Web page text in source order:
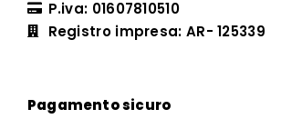
P.iva: 01607810510
Registro impresa: AR- 125339
Pagamento sicuro